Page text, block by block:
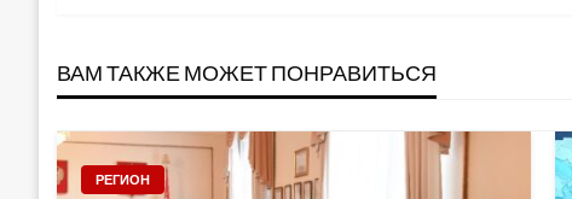
записям
ВАМ ТАКЖЕ МОЖЕТ ПОНРАВИТЬСЯ
РЕГИОН